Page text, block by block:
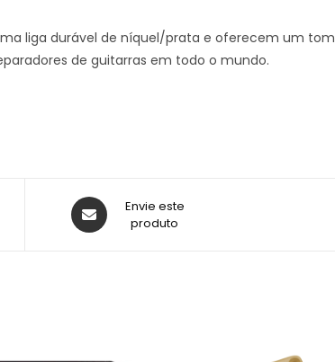
liga durável de níquel/prata e oferecem um tom
de guitarras em todo o mundo.
Envie este
produto